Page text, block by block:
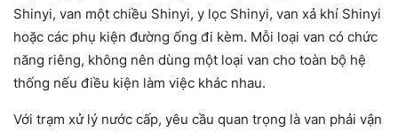
Shinyi, van một chiều Shinyi, y lọc Shinyi, van xả khí Shinyi
hoặc các phụ kiện đường ống đi kèm. Mỗi loại van có chức
năng riêng, không nên dùng một loại van cho toàn bộ hệ
thống nếu điều kiện làm việc khác nhau.
Với trạm xử lý nước cấp, yêu cầu quan trọng là van phải vận